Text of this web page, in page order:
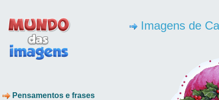
Pensamentos e frases
Imagens de